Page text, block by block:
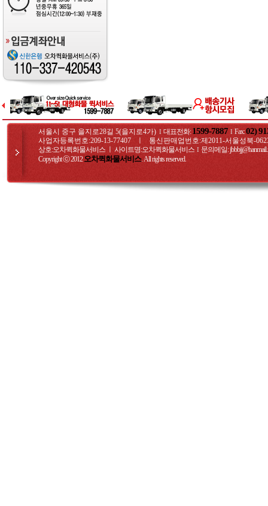
서울시 중구 을지로28길 5(을지로4가) I대표전화:1599-7887 I Fax:02)
사업자등록번호:209-13-77407 ㅣ 통신판매업번호:제2011-서울성북-
상호:오차퀵화물서비스 ㅣ 사이트명:오차퀵화물서비스 I 문의메일:
Copyright ⓒ 2012오차퀵화물서비스. All rights reserved.